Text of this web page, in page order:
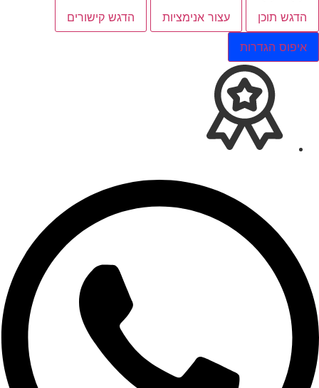
הדגש תוכן עצור אנימציות הדגש קישורים
איפוס הגדרות